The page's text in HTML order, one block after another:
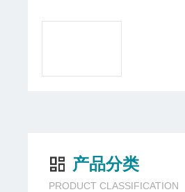
产品分类
PRODUCT CLASSIFICATION